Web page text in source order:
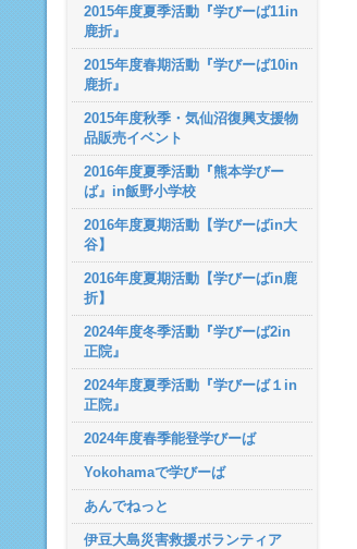
2015年度夏季活動『学びーば11in
鹿折』
2015年度春期活動『学びーば10in
鹿折』
2015年度秋季・気仙沼復興支援物
品販売イベント
2016年度夏季活動『熊本学びー
ば』in飯野小学校
2016年度夏期活動【学びーばin大
谷】
2016年度夏期活動【学びーばin鹿
折】
2024年度冬季活動『学びーば2in
正院』
2024年度夏季活動『学びーば１in
正院』
2024年度春季能登学びーば
Yokohamaで学びーば
あんでねっと
伊豆大島災害救援ボランティア